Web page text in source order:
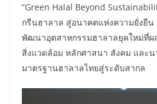
“Green Halal Beyond
กรีนฮาลาล สู่อนาคตแห่งความยั่งยืน
พัฒนาอุตสาหกรรมฮาลาลยุคใหม่ที่
สิ่งแวดล้อม หลักศาสนา สังคม และน
มาตรฐานฮาลาลไทยสู่ระดับสากล